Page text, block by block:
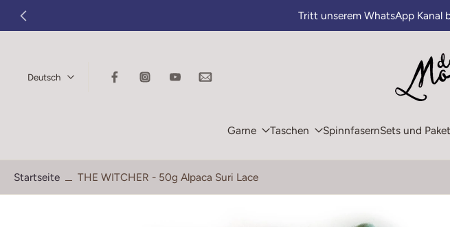
Zum
Inhalt
Tritt unserem WhatsApp Kanal
Deutsch
Garne Taschen SpinnfasernSets und
Startseite THE WITCHER - 50g Alpaca Suri Lace